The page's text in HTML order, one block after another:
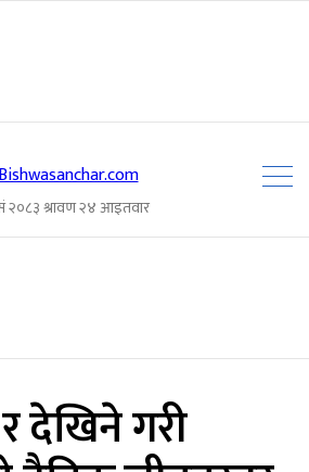
देखिने गरी